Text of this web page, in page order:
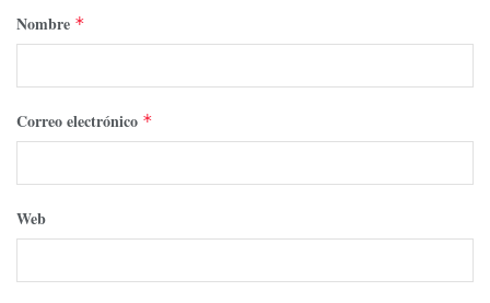
Nombre *
Correo electrónico *
Web